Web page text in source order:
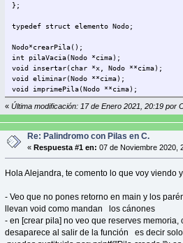
};
typedef struct elemento Nodo;
Nodo*crearPila();
int pilaVacia(Nodo *cima);
void insertar(char *x, Nodo **cima);
void eliminar(Nodo **cima);
void imprimePila(Nodo **cima);
void insertarPalindromo(char *x, Nodo
void extraer(Nodo **cima);
main(){
char texto[30];
printf("Inserte palindromo: ");
insertarPalindromo(texto,&cima);
}
Nodo *cima;
cima=NULL;
« Última modificación: 17 de Enero 2021, 20:19 por
Re: Palindromo con Pilas en C.
« Respuesta #1 en: 07 de Noviembre 2020,
Hola Alejandra, te comento lo que voy viendo
- Veo que no pones retorno en main y los
llevan void como mandan los cánones
- en [crear pila] no veo que reserves
desaparece al salir de la función es decir